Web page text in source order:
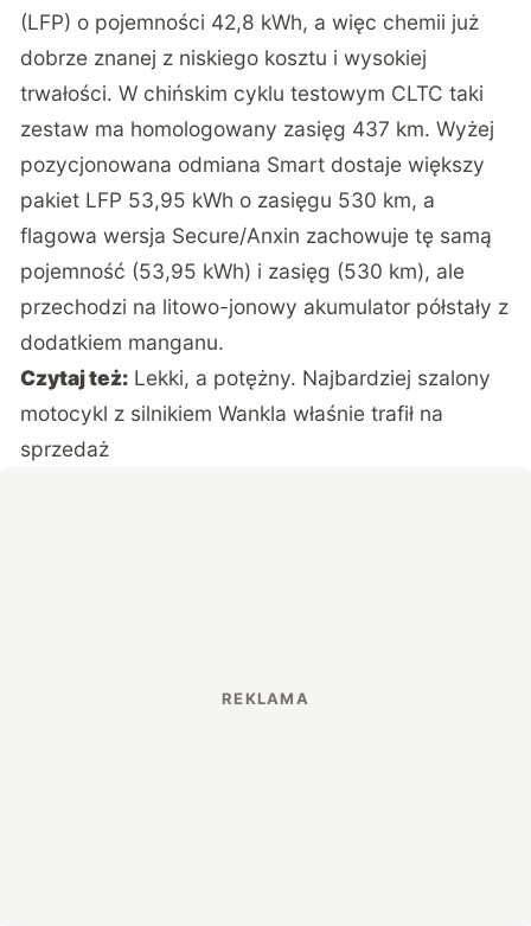
(LFP) o pojemności 42,8 kWh, a więc chemii już
dobrze znanej z niskiego kosztu i wysokiej
trwałości. W chińskim cyklu testowym CLTC taki
zestaw ma homologowany zasięg 437 km. Wyżej
pozycjonowana odmiana Smart dostaje większy
pakiet LFP 53,95 kWh o zasięgu 530 km, a
flagowa wersja Secure/Anxin zachowuje tę samą
pojemność (53,95 kWh) i zasięg (530 km), ale
przechodzi na litowo-jonowy akumulator półstały z
dodatkiem manganu.
Czytaj też: Lekki, a potężny. Najbardziej szalony
motocykl z silnikiem Wankla właśnie trafił na
sprzedaż